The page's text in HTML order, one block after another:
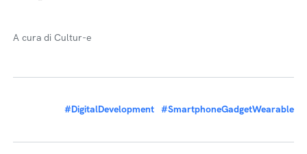
A cura di Cultur-e
#DigitalDevelopment #SmartphoneGadgetWearable